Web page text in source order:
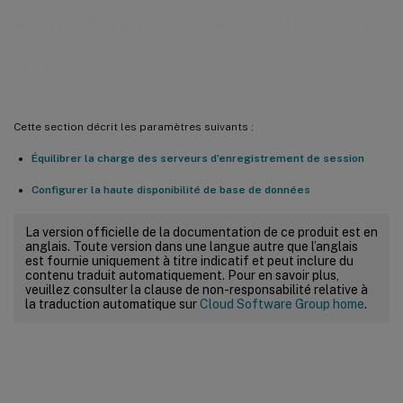
Cette section décrit les paramètres suivants :
Équilibrer la charge des serveurs d’enregistrement de session
Configurer la haute disponibilité de base de données
La version officielle de la documentation de ce produit est en
anglais. Toute version dans une langue autre que l’anglais
est fournie uniquement à titre indicatif et peut inclure du
contenu traduit automatiquement. Pour en savoir plus,
veuillez consulter la clause de non-responsabilité relative à
la traduction automatique surCloud Software Group home.